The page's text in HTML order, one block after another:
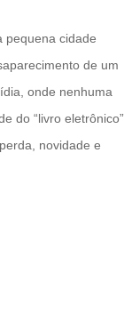
pequena cidade
de um
onde nenhuma
do “livro eletrônico”
novidade e